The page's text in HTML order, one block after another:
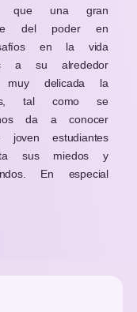
que una gran
del poder en
en la vida
a su alrededor
delicada la
tal como se
da a conocer
estudiantes
sus miedos y
En especial